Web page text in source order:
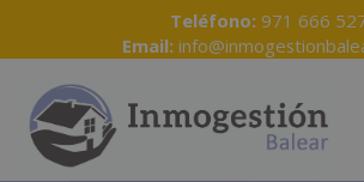
Teléfono: 971 666
Email: